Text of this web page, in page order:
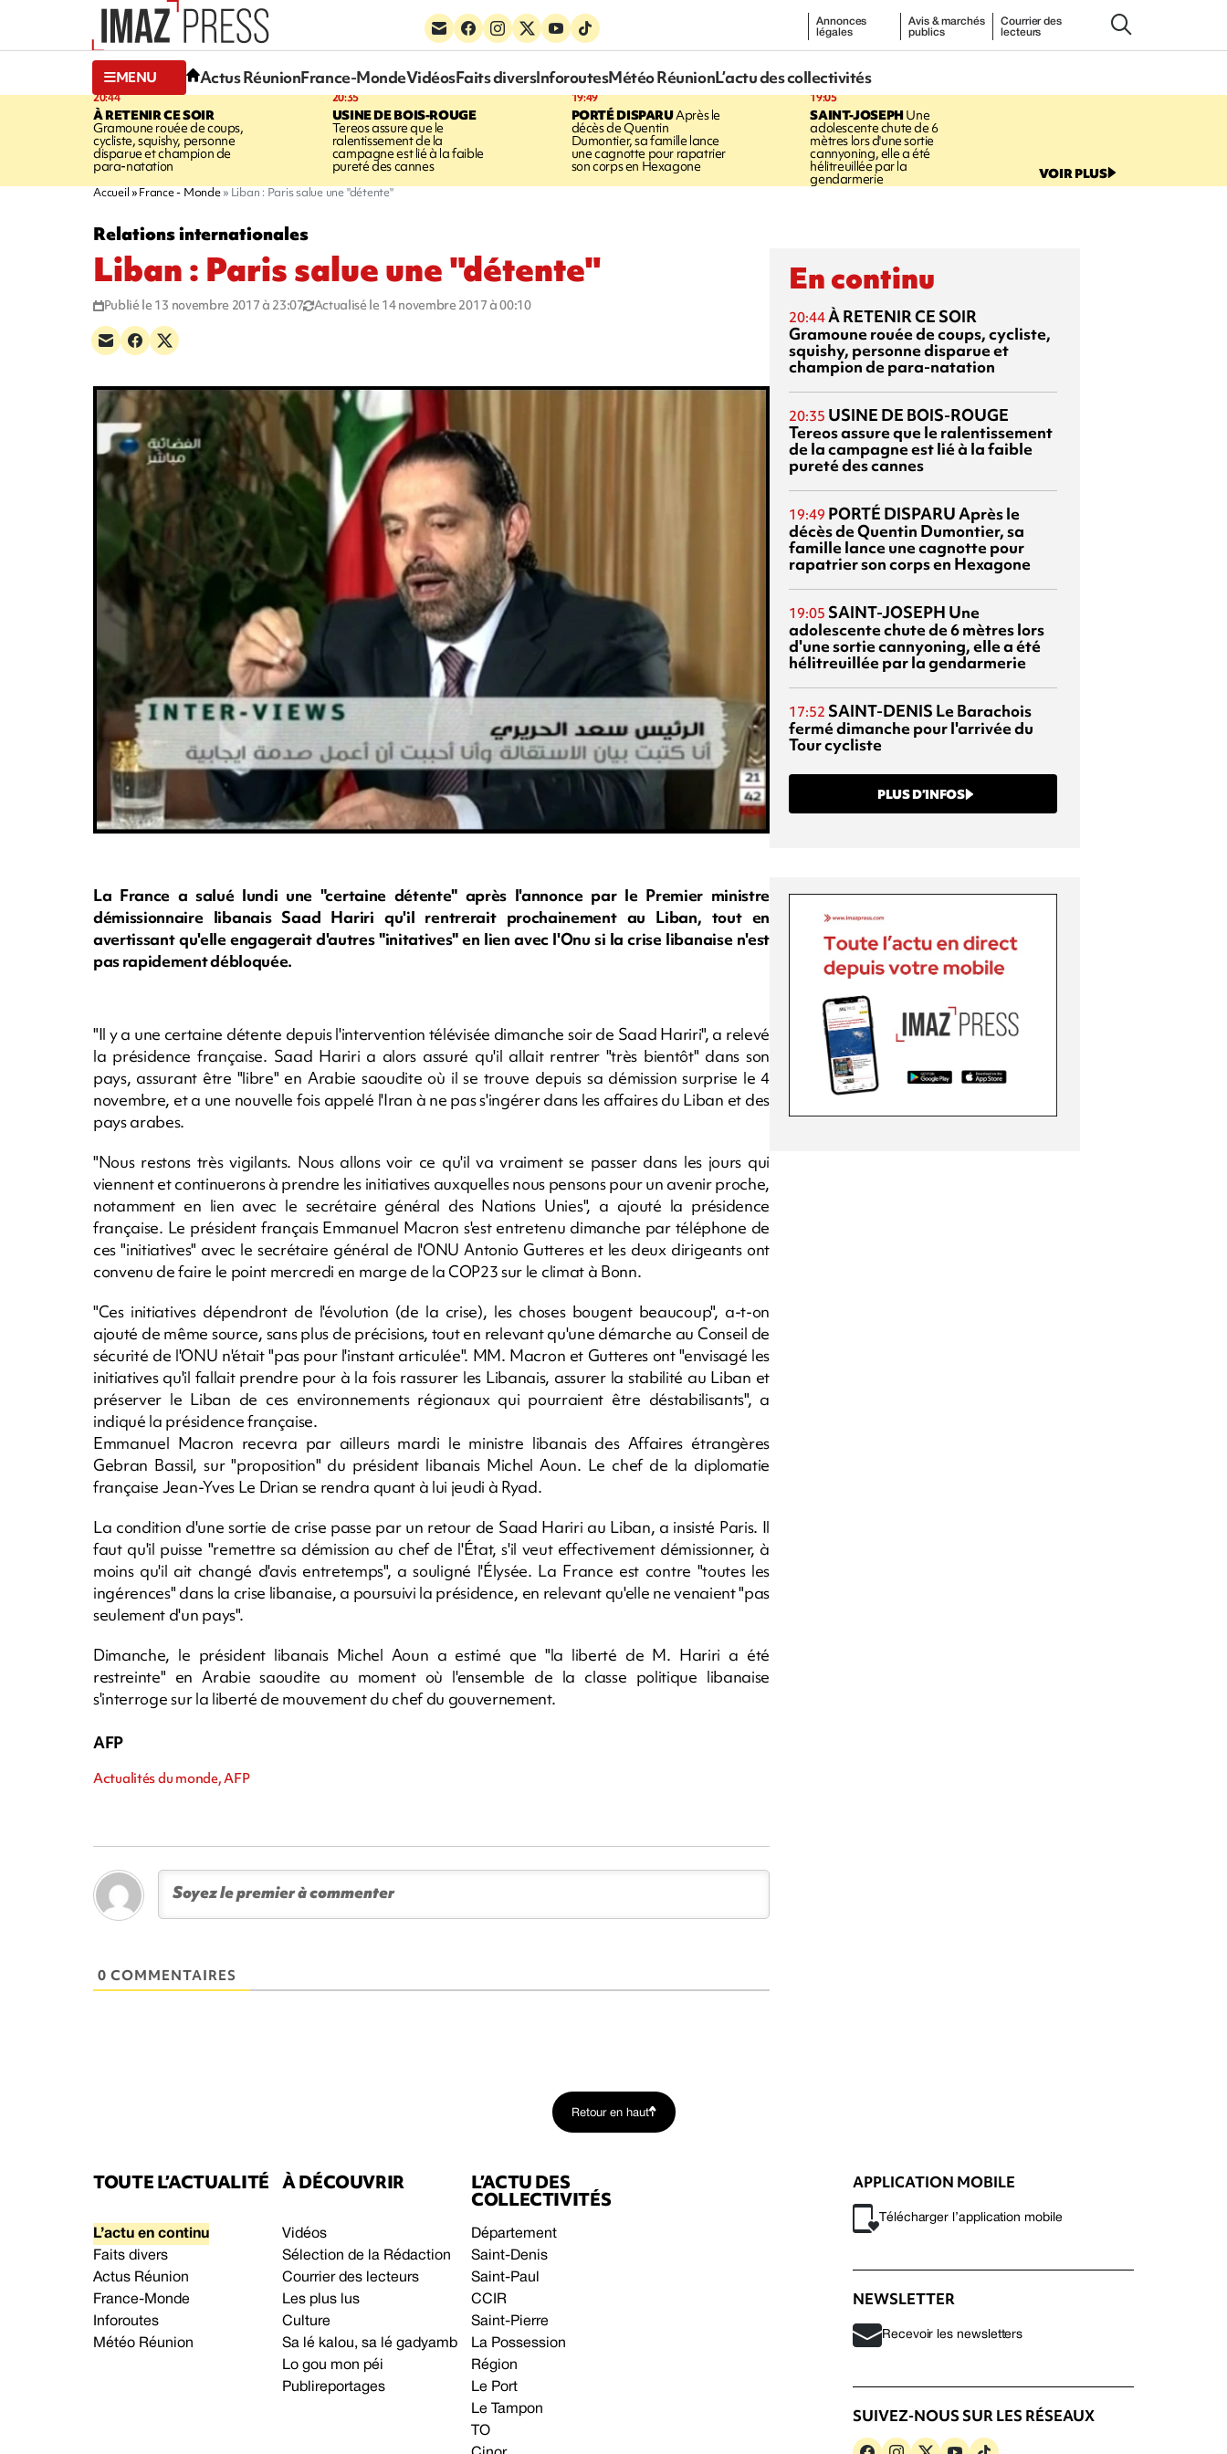
Annonces
légales
Avis & marchés
publics
Courrier des
lecteurs
MENU Actus RéunionFrance-MondeVidéosFaits diversInforoutesMétéo RéunionL’actu des collectivités
20:44
À RETENIR CE SOIR
Gramoune rouée de coups,
cycliste, squishy, personne
disparue et champion de
para-natation
20:35
USINE DE BOIS-ROUGE
Tereos assure que le
ralentissement de la
campagne est lié à la faible
pureté des cannes
19:49
PORTÉ DISPARUAprès le
décès de Quentin
Dumontier, sa famille lance
une cagnotte pour rapatrier
son corps en Hexagone
19:05
SAINT-JOSEPHUne
adolescente chute de 6
mètres lors d'une sortie
cannyoning, elle a été
hélitreuillée par la
gendarmerie VOIR PLUS
Accueil France - Monde Liban : Paris salue une "détente"
Relations internationales
Liban : Paris salue une "détente"
Publié le 13 novembre 2017 à 23:07 Actualisé le 14 novembre 2017 à 00:10
La France a salué lundi une "certaine détente" après l'annonce par le Premier ministre
démissionnaire libanais Saad Hariri qu'il rentrerait prochainement au Liban, tout en
avertissant qu'elle engagerait d'autres "initatives" en lien avec l'Onu si la crise libanaise n'est
pas rapidement débloquée.
"Il y a une certaine détente depuis l'intervention télévisée dimanche soir de Saad Hariri", a relevé
la présidence française. Saad Hariri a alors assuré qu'il allait rentrer "très bientôt" dans son
pays, assurant être "libre" en Arabie saoudite où il se trouve depuis sa démission surprise le 4
novembre, et a une nouvelle fois appelé l'Iran à ne pas s'ingérer dans les affaires du Liban et des
pays arabes.
"Nous restons très vigilants. Nous allons voir ce qu'il va vraiment se passer dans les jours qui
viennent et continuerons à prendre les initiatives auxquelles nous pensons pour un avenir proche,
notamment en lien avec le secrétaire général des Nations Unies", a ajouté la présidence
française. Le président français Emmanuel Macron s'est entretenu dimanche par téléphone de
ces "initiatives" avec le secrétaire général de l'ONU Antonio Gutteres et les deux dirigeants ont
convenu de faire le point mercredi en marge de la COP23 sur le climat à Bonn.
"Ces initiatives dépendront de l'évolution (de la crise), les choses bougent beaucoup", a-t-on
ajouté de même source, sans plus de précisions, tout en relevant qu'une démarche au Conseil de
sécurité de l'ONU n'était "pas pour l'instant articulée". MM. Macron et Gutteres ont "envisagé les
initiatives qu'il fallait prendre pour à la fois rassurer les Libanais, assurer la stabilité au Liban et
préserver le Liban de ces environnements régionaux qui pourraient être déstabilisants", a
indiqué la présidence française.
Emmanuel Macron recevra par ailleurs mardi le ministre libanais des Affaires étrangères
Gebran Bassil, sur "proposition" du président libanais Michel Aoun. Le chef de la diplomatie
française Jean-Yves Le Drian se rendra quant à lui jeudi à Ryad.
La condition d'une sortie de crise passe par un retour de Saad Hariri au Liban, a insisté Paris. Il
faut qu'il puisse "remettre sa démission au chef de l'État, s'il veut effectivement démissionner, à
moins qu'il ait changé d'avis entretemps", a souligné l'Élysée. La France est contre "toutes les
ingérences" dans la crise libanaise, a poursuivi la présidence, en relevant qu'elle ne venaient "pas
seulement d'un pays".
Dimanche, le président libanais Michel Aoun a estimé que "la liberté de M. Hariri a été
restreinte" en Arabie saoudite au moment où l'ensemble de la classe politique libanaise
s'interroge sur la liberté de mouvement du chef du gouvernement.
AFP
Actualités du monde, AFP
0 COMMENTAIRES
En continu
20:44À RETENIR CE SOIR
Gramoune rouée de coups, cycliste,
squishy, personne disparue et
champion de para-natation
20:35 USINE DE BOIS-ROUGE
Tereos assure que le ralentissement
de la campagne est lié à la faible
pureté des cannes
19:49 PORTÉ DISPARUAprès le
décès de Quentin Dumontier, sa
famille lance une cagnotte pour
rapatrier son corps en Hexagone
19:05 SAINT-JOSEPH Une
adolescente chute de 6 mètres lors
d'une sortie cannyoning, elle a été
hélitreuillée par la gendarmerie
17:52 SAINT-DENIS Le Barachois
fermé dimanche pour l'arrivée du
Tour cycliste
PLUS D’INFOS
Retour en haut
TOUTE L’ACTUALITÉ
L’actu en continu
Faits divers
Actus Réunion
France-Monde
Inforoutes
Météo Réunion
À DÉCOUVRIR
Vidéos
Sélection de la Rédaction
Courrier des lecteurs
Les plus lus
Culture
Sa lé kalou, sa lé gadyamb
Lo gou mon péi
Publireportages
L’ACTU DES
COLLECTIVITÉS
Département
Saint-Denis
Saint-Paul
CCIR
Saint-Pierre
La Possession
Région
Le Port
Le Tampon
TO
APPLICATION MOBILE
Télécharger l’application mobile
NEWSLETTER
Recevoir les newsletters
SUIVEZ-NOUS SUR LES RÉSEAUX